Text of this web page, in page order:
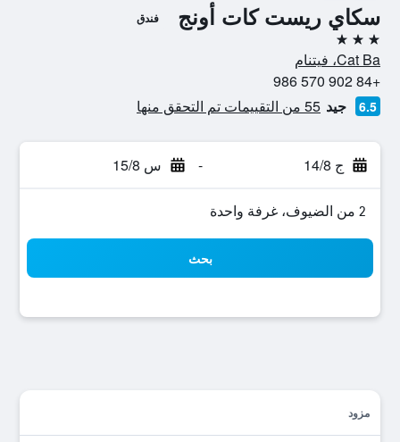
سكاي ريست كات أونج فندق
3 نجوم
Cat Ba، فيتنام
+84 902 570 986
6.5 جيد 55 من التقييمات تم التحقق منها
ج 14/8 - س 15/8
2 من الضيوف، غرفة واحدة
بحث
مزود